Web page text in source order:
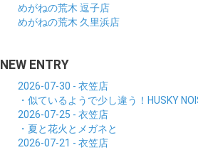
めがねの荒木 逗子店
めがねの荒木 久里浜店
NEW ENTRY
2026-07-30 - 衣笠店
・似ているようで少し違う！HUSKY
2026-07-25 - 衣笠店
・夏と花火とメガネと
2026-07-21 - 衣笠店